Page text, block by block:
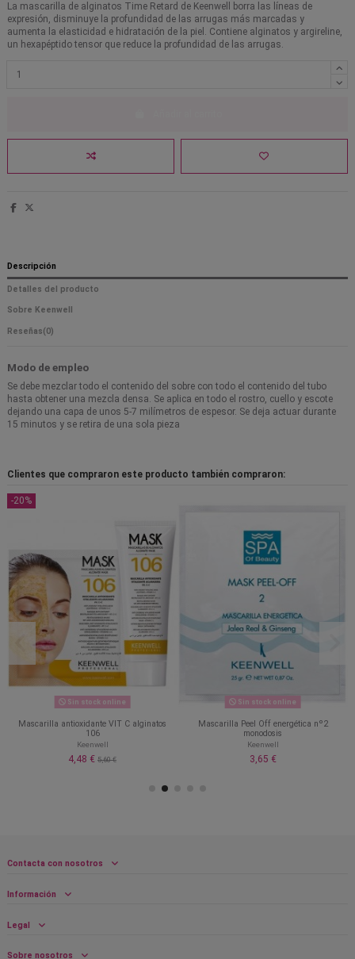
La mascarilla de alginatos Time Retard de Keenwell borra las líneas de
expresión, disminuye la profundidad de las arrugas más marcadas y
aumenta la elasticidad e hidratación de la piel. Contiene alginatos y argireline,
un hexapéptido tensor que reduce la profundidad de las arrugas.
Descripción
Detalles del producto
Sobre Keenwell
Reseñas(0)
Modo de empleo
Se debe mezclar todo el contenido del sobre con todo el contenido del tubo
hasta obtener una mezcla densa. Se aplica en todo el rostro, cuello y escote
dejando una capa de unos 5-7 milímetros de espesor. Se deja actuar durante
15 minutos y se retira de una sola pieza
Clientes que compraron este producto también compraron:
-20%
Sin stock online
Mascarilla antioxidante VIT C alginatos
106
Keenwell
4,48 € 5,60 €
Sin stock online
Mascarilla Peel Off energética nº2
monodosis
Keenwell
3,65 €
Contacta con nosotros
Información
Legal
Sobre nosotros